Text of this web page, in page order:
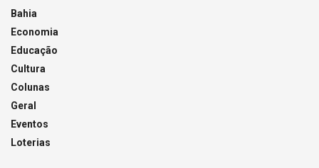
Bahia
Economia
Educação
Cultura
Colunas
Geral
Eventos
Loterias